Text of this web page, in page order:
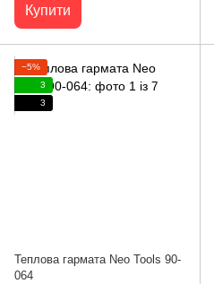
Купити
−5%
3
3
Теплова гармата Neo Tools 90-
064